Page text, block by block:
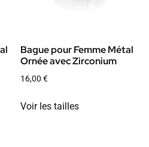
Bague pour Femme Métal
Ornée avec Zirconium
16,00 €
Voir les tailles